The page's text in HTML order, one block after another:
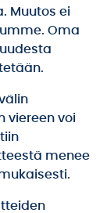
Muutos ei
Oma
viereen voi
menee